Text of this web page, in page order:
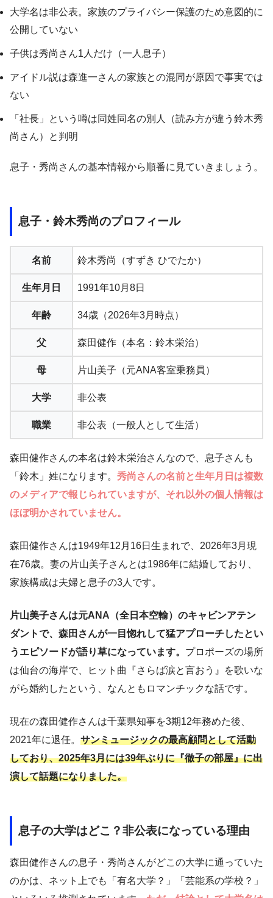
大学名は非公表。家族のプライバシー保護のため意図的に
公開していない
子供は秀尚さん1人だけ（一人息子）
アイドル説は森進一さんの家族との混同が原因で事実では
ない
「社長」という噂は同姓同名の別人（読み方が違う鈴木秀
尚さん）と判明
息子・秀尚さんの基本情報から順番に見ていきましょう。
息子・鈴木秀尚のプロフィール
名前 鈴木秀尚（すずき ひでたか）
生年月日 1991年10月8日
年齢 34歳（2026年3月時点）
父 森田健作（本名：鈴木栄治）
母 片山美子（元ANA客室乗務員）
大学 非公表
職業 非公表（一般人として生活）
森田健作さんの本名は鈴木栄治さんなので、息子さんも
「鈴木」姓になります。 秀尚さんの名前と生年月日は複数
のメディアで報じられていますが、それ以外の個人情報は
ほぼ明かされていません。
森田健作さんは1949年12月16日生まれで、2026年3月現
在76歳。妻の片山美子さんとは1986年に結婚しており、
家族構成は夫婦と息子の3人です。
片山美子さんは元ANA（全日本空輸）のキャビンアテン
ダントで、森田さんが一目惚れして猛アプローチしたとい
うエピソードが語り草になっています。 プロポーズの場所
は仙台の海岸で、ヒット曲『さらば涙と言おう』を歌いな
がら婚約したという、なんともロマンチックな話です。
現在の森田健作さんは千葉県知事を3期12年務めた後、
2021年に退任。 サンミュージックの最高顧問として活動
しており、2025年3月には39年ぶりに『徹子の部屋』に出
演して話題になりました。
息子の大学はどこ？非公表になっている理由
森田健作さんの息子・秀尚さんがどこの大学に通っていた
のかは、ネット上でも「有名大学？」「芸能系の学校？」